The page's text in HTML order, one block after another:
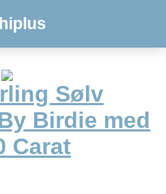
Sølv
Birdie med
Carat